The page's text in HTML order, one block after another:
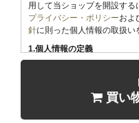
用して当ショップを開設す
プライバシー・ポリシーおよ
針に則った個人情報の取扱い
1.個人情報の定義
「個人情報」とは、生存す
ことができるもの、及び他
により特定の個人を識別す
買い